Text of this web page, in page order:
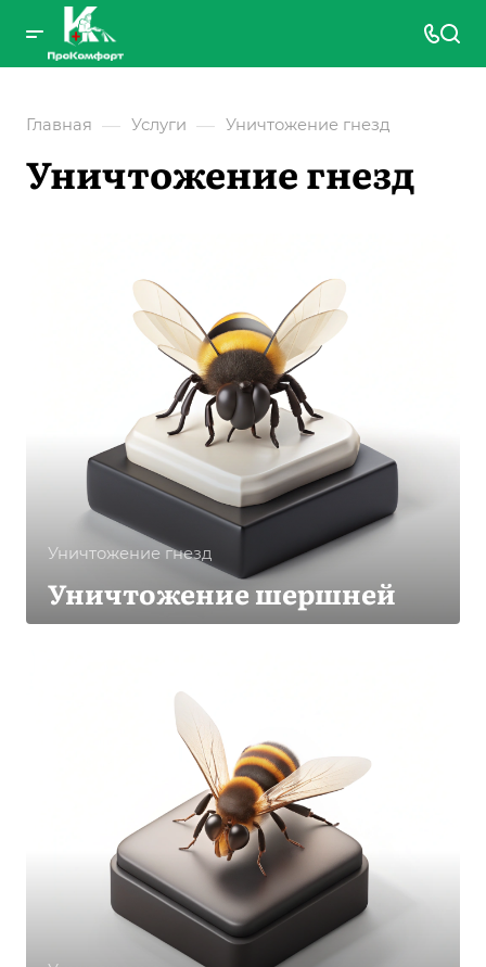
Главная — Услуги — Уничтожение гнезд
Уничтожение гнезд
Уничтожение гнезд
Уничтожение шершней